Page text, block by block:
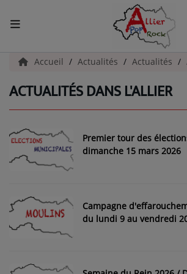
ACCUEIL
Actualités
AGENDA CULTUREL - ALLIER
INFOS POP ROCK
La Radio
EMISSIONS
ARTISTES
Accueil Actualités Actualités
ACTUALITÉS DANS L'ALLIER
Premier tour des
dimanche 15 mars 2026
Campagne
du lundi 9 au vendredi